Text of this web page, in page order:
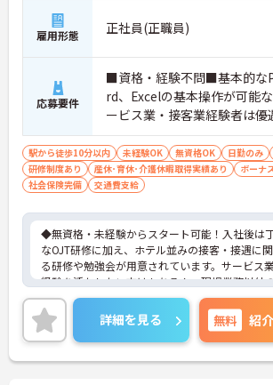
雇用形態 正社員(正職員)
応募要件
■資格・経験不問■基本的な
rd、Excelの基本操作が可能
ービス業・接客業経験者は優
駅から徒歩10分以内 未経験OK 無資格OK 日勤のみ
研修制度あり
産休･育休･介護休暇取得実績あり
ボーナ
社会保険完備
交通費支給
◆無資格・未経験からスタート可能！入社後は
なOJT研修に加え、ホテル並みの接客・接遇に
る研修や勉強会が用意されています。サービス
経験を活かしたい方はもちろん、現場業務以外
で医療・介護業界に携わりたい方にも安心のサ
ト体制です。
◆受付やご家族の案内といった基本業務にとど
ず、ご入居者様向けのイベント企画・運営や、
真・動画を使ったSNSの更新などもお任せしま
詳細を見る 無料 紹